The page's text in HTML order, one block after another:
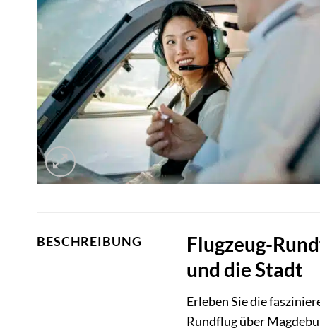
BESCHREIBUNG
Flugzeug-
und die Stadt
Erleben Sie die
Rundflug über